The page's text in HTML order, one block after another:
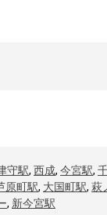
守駅, 西成, 今宮駅,
原町駅, 大国町駅, 萩
, 新今宮駅